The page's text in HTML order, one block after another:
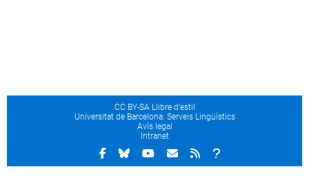
CC BY-SA Llibre d’estil
Universitat de Barcelona. Serveis Lingüístics
Avís legal
Intranet